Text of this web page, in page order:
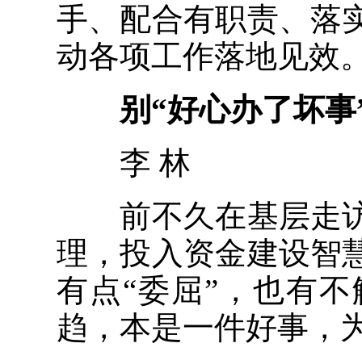
手、配合有职责、落
动各项工作落地见效
别“好心办了坏事
李 林
前不久在基层走访
理，投入资金建设智
有点“委屈”，也有
趋，本是一件好事，